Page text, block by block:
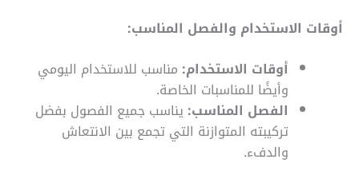
أوقات الاستخدام والفصل المناسب:
أوقات الاستخدام: مناسب للاستخدام اليومي
وأيضًا للمناسبات الخاصة.
الفصل المناسب: يناسب جميع الفصول بفضل
تركيبته المتوازنة التي تجمع بين الانتعاش
والدفء.